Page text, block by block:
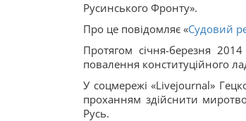
Русинського Фронту».
Про це повідомляє «Судовий
Протягом січня-березня
повалення конституційного
У соцмережі «Livejournal»
проханням здійснити
Русь.